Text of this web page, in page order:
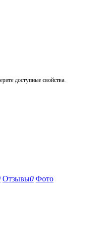
доступные свойства.
Отзывы0 Фото